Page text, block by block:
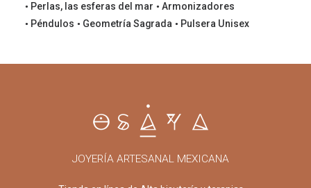
Perlas, las esferas del mar
Armonizadores
Péndulos
Geometría Sagrada Pulsera Unisex
JOYERÍA ARTESANAL MEXICANA